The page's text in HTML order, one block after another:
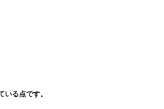
いる点です。